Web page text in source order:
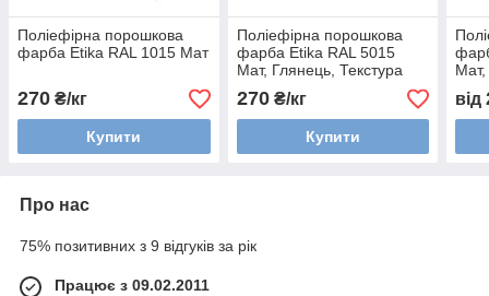
Поліефірна порошкова
фарба Etika RAL 1015 Мат
270 ₴/кг
Купити
Поліефірна порошкова
фарба Etika RAL 5015
Мат, Глянець, Текстура
270₴/кг
Купити
Мат,
від
Про нас
75% позитивних з 9 відгуків за рік
Працює з 09.02.2011